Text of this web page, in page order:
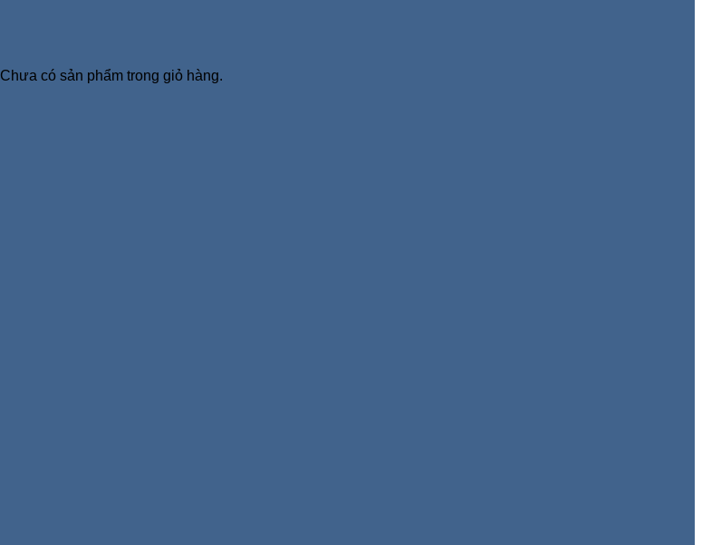
Chưa có sản phẩm trong giỏ hàng.